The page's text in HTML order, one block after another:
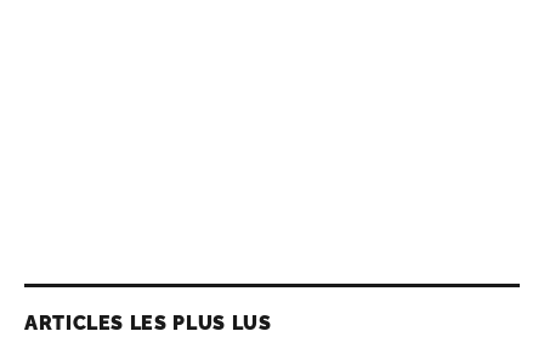
ARTICLES LES PLUS LUS